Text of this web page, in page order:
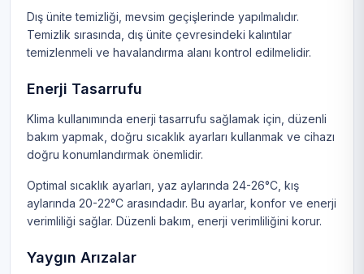
Dış ünite temizliği, mevsim geçişlerinde yapılmalıdır.
Temizlik sırasında, dış ünite çevresindeki kalıntılar
temizlenmeli ve havalandırma alanı kontrol edilmelidir.
Enerji Tasarrufu
Klima kullanımında enerji tasarrufu sağlamak için, düzenli
bakım yapmak, doğru sıcaklık ayarları kullanmak ve cihazı
doğru konumlandırmak önemlidir.
Optimal sıcaklık ayarları, yaz aylarında 24-26°C, kış
aylarında 20-22°C arasındadır. Bu ayarlar, konfor ve enerji
verimliliği sağlar. Düzenli bakım, enerji verimliliğini korur.
Yaygın Arızalar